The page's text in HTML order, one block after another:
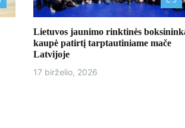
Lietuvos jaunimo rinktinės
kaupė patirtį tarptautiniame mače
Latvijoje
17 birželio, 2026